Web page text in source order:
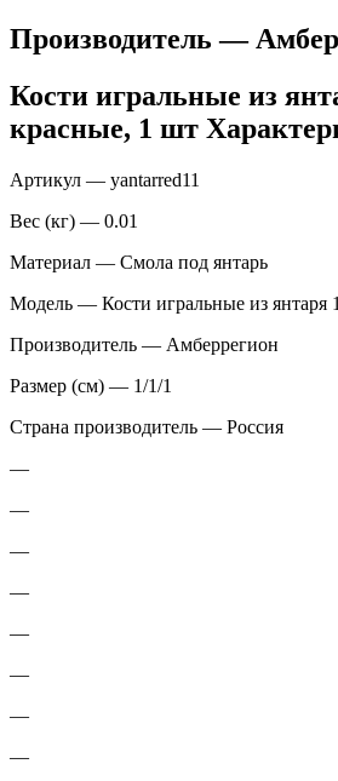
Производитель —
Кости игральные из
красные, 1 шт
Артикул — yantarred11
Вес (кг) — 0.01
Материал — Смола под янтарь
Модель — Кости игральные из янтаря
Производитель — Амберрегион
Размер (см) — 1/1/1
Страна производитель — Россия
—
—
—
—
—
—
—
—